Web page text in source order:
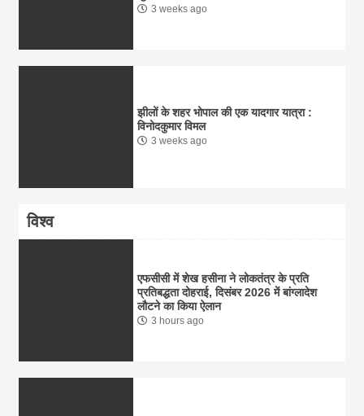
3 weeks ago
झीलों के शहर भोपाल की एक यादगार यात्रा :
विनोदकुमार विमल
3 weeks ago
विश्व
एफसीसी में शेख हसीना ने लोकतंत्र के प्रति
प्रतिबद्धता दोहराई, दिसंबर 2026 में बांग्लादेश
लौटने का किया ऐलान
3 hours ago